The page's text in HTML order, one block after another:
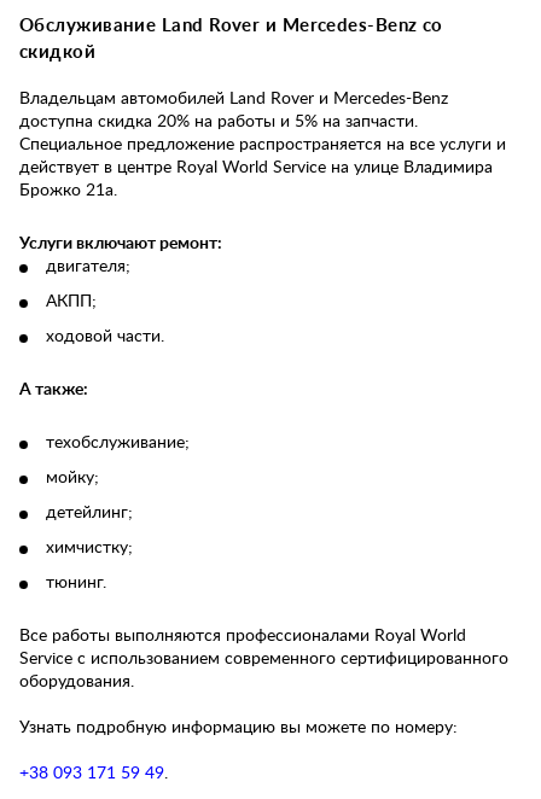
Обслуживание Land Rover и Mercedes-Benz со
скидкой
Владельцам автомобилей Land Rover и Mercedes-Benz
доступна скидка 20% на работы и 5% на запчасти.
Специальное предложение распространяется на все услуги и
действует в центре Royal World Service на улице Владимира
Брожко 21а.
Услуги включают ремонт:
двигателя;
АКПП;
ходовой части.
А также:
техобслуживание;
мойку;
детейлинг;
химчистку;
тюнинг.
Все работы выполняются профессионалами Royal World
Service с использованием современного сертифицированного
оборудования.
Узнать подробную информацию вы можете по номеру:
+38 093 171 59 49.